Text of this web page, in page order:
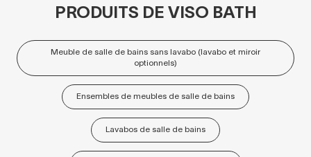
PRODUITS DE VISO BATH
Meuble de salle de bains sans lavabo (lavabo et miroir
optionnels)
Ensembles de meubles de salle de bains
Lavabos de salle de bains